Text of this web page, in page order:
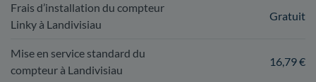
Frais d’installation du compteur
Linky à Landivisiau
Gratuit
Mise en service standard du
compteur à Landivisiau
16,79 €